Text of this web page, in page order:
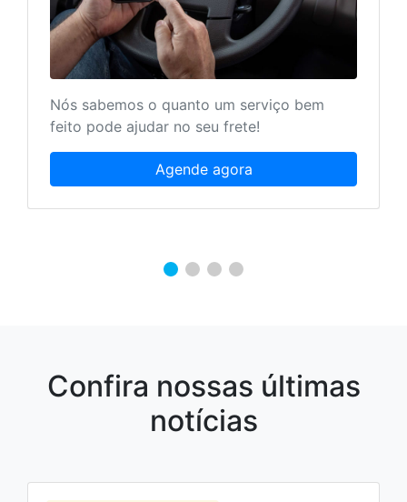
Utilize Peças e Acessórios Originais
Volkswagen!
Faça uma cotação
Confira nossas últimas
notícias